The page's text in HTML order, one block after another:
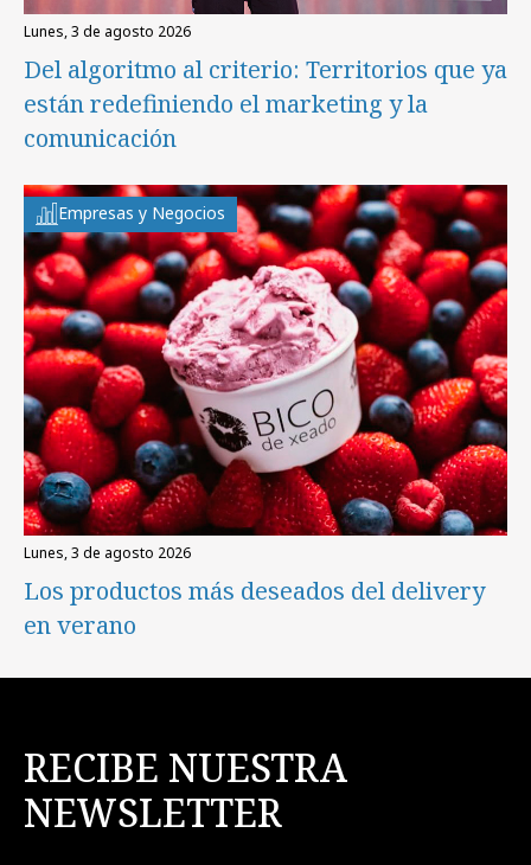
lunes, 3 de agosto 2026
Del algoritmo al criterio: Territorios que ya
están redefiniendo el marketing y la
comunicación
Empresas y Negocios
lunes, 3 de agosto 2026
Los productos más deseados del delivery
en verano
RECIBE NUESTRA
NEWSLETTER